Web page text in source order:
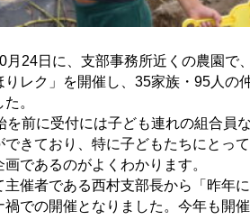
24日に、支部事務所近くの農園で
りレク」を開催し、35家族・95人の
。
を前に受付には子ども連れの組合員
できており、特に子どもたちにとって
であるのがよくわかります。
主催者である西村支部長から「昨年に
禍での開催となりました。今年も開催